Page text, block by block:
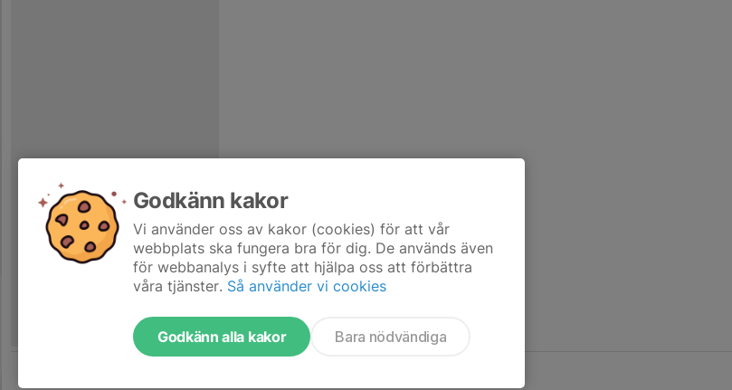
Godkänn kakor
Vi använder oss av kakor (cookies) för att vår
webbplats ska fungera bra för dig. De används även
för webbanalys i syfte att hjälpa oss att förbättra
våra tjänster. Så använder vi cookies
Godkänn alla kakor Bara nödvändiga